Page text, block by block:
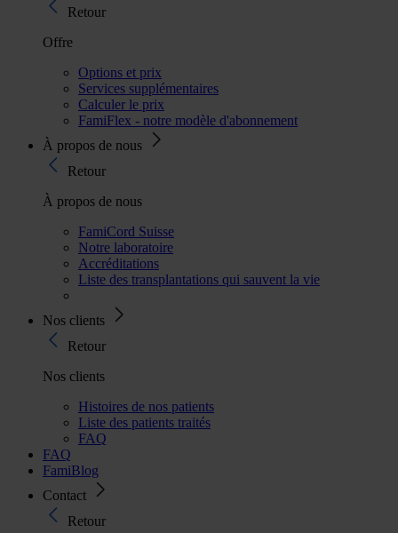
Retour
Offre
Options et prix
Services supplémentaires
Calculer le prix
FamiFlex - notre modèle d'abonnement
À propos de nous
Retour
À propos de nous
FamiCord Suisse
Notre laboratoire
Accréditations
Liste des transplantations qui sauvent la vie
Nos clients
Retour
Nos clients
Histoires de nos patients
Liste des patients traités
FAQ
FAQ
FamiBlog
Contact
Retour